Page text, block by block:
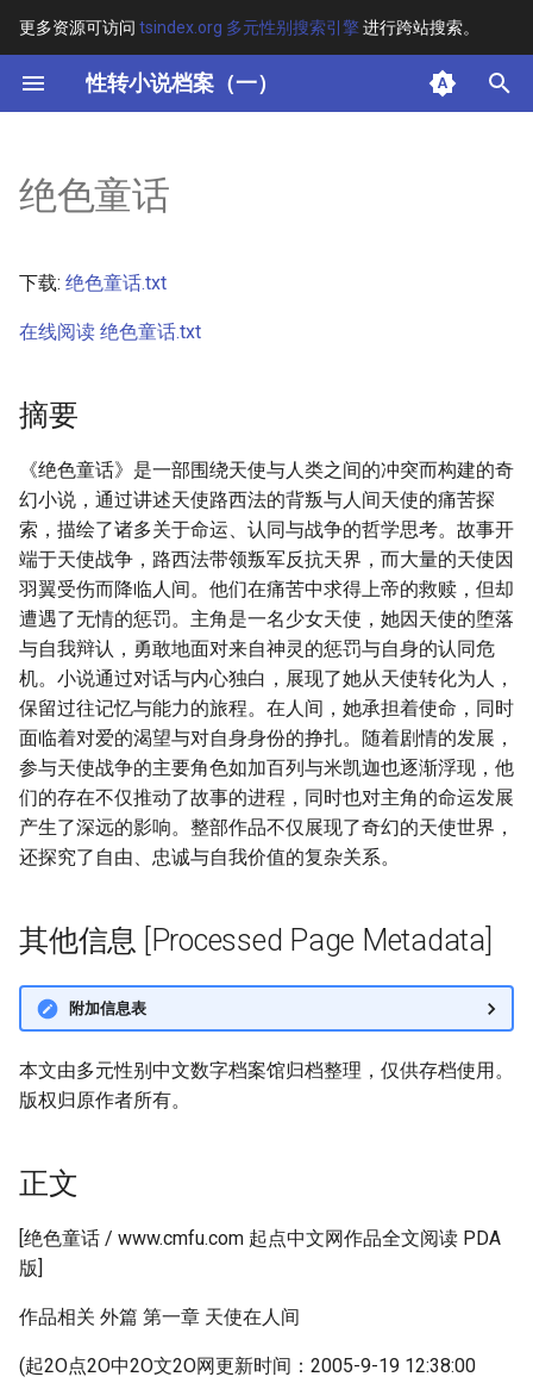
更多资源可访问 tsindex.org 多元性别搜索引擎进行跨站搜索。
性转小说档案（一）
键
开
搜
索
其他信息 [Processed Page
绝色童话
下载: 绝色童话.txt
在线阅读 绝色童话.txt
摘要
《绝色童话》是一部围绕天使与人类之间的冲突而构建的奇
幻小说，通过讲述天使路西法的背叛与人间天使的痛苦探
索，描绘了诸多关于命运、认同与战争的哲学思考。故事开
端于天使战争，路西法带领叛军反抗天界，而大量的天使因
羽翼受伤而降临人间。他们在痛苦中求得上帝的救赎，但却
遭遇了无情的惩罚。主角是一名少女天使，她因天使的堕落
与自我辩认，勇敢地面对来自神灵的惩罚与自身的认同危
机。小说通过对话与内心独白，展现了她从天使转化为人，
保留过往记忆与能力的旅程。在人间，她承担着使命，同时
面临着对爱的渴望与对自身身份的挣扎。随着剧情的发展，
参与天使战争的主要角色如加百列与米凯迦也逐渐浮现，他
们的存在不仅推动了故事的进程，同时也对主角的命运发展
产生了深远的影响。整部作品不仅展现了奇幻的天使世界，
还探究了自由、忠诚与自我价值的复杂关系。
其他信息 [Processed Page Metadata]
附加信息表
本文由多元性别中文数字档案馆归档整理，仅供存档使用。
版权归原作者所有。
正文
[绝色童话 / www.cmfu.com 起点中文网作品全文阅读 PDA
版]
作品相关 外篇 第一章 天使在人间
(起2O点2O中2O文2O网更新时间：2005-9-19 12:38:00